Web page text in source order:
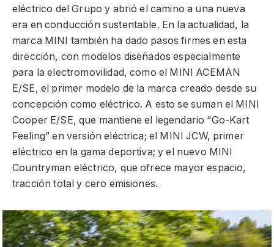
eléctrico del Grupo y abrió el camino a una nueva
era en conducción sustentable. En la actualidad, la
marca MINI también ha dado pasos firmes en esta
dirección, con modelos diseñados especialmente
para la electromovilidad, como el MINI ACEMAN
E/SE, el primer modelo de la marca creado desde su
concepción como eléctrico. A esto se suman el MINI
Cooper E/SE, que mantiene el legendario “Go-Kart
Feeling” en versión eléctrica; el MINI JCW, primer
eléctrico en la gama deportiva; y el nuevo MINI
Countryman eléctrico, que ofrece mayor espacio,
tracción total y cero emisiones.